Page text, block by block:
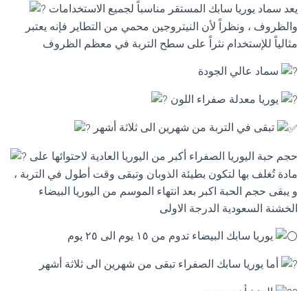
والظروف ، ونظراً لأن النيتروجين محمي من التطاير فإنه يعتبر
مثالياً للإستخدام نثراً على سطح التربة في معظم الظروف
سماد
مادة تُغلف بها لتكون بطيئة الذوبان وتبقى وقت أطول في التربة ،
و يبقى حجم الحبة اكبر بعد انتهاء الموسم من اليوريا البيضاء
الخشنة السعودية الدرجة الاولى